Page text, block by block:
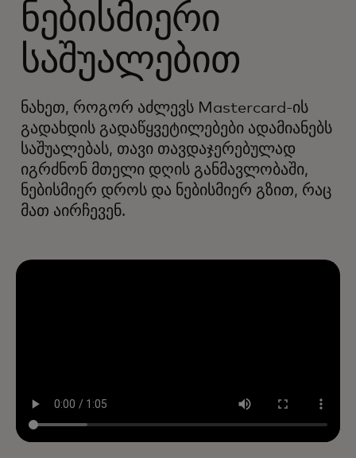
ნებისმიერი
საშუალებით
ნახეთ, როგორ აძლევს Mastercard-ის
გადახდის გადაწყვეტილებები ადამიანებს
საშუალებას, თავი თავდაჯერებულად
იგრძნონ მთელი დღის განმავლობაში,
ნებისმიერ დროს და ნებისმიერ გზით, რაც
მათ აირჩევენ.